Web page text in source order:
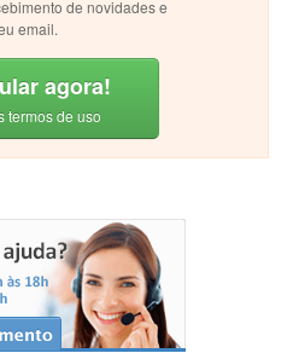
de novidades e
email.
agora!
termos de uso